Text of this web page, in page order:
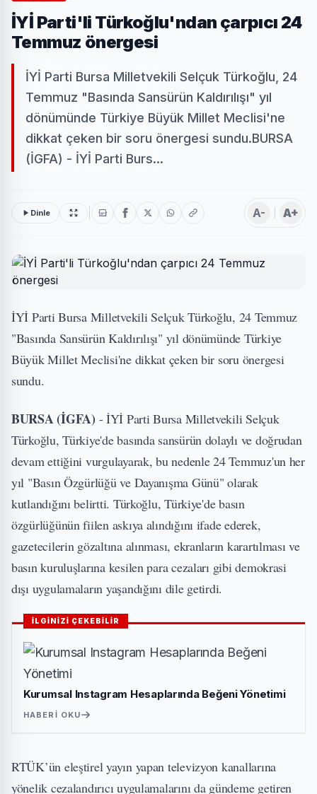
İYİ Parti'li Türkoğlu'ndan çarpıcı 24
Temmuz önergesi
İYİ Parti Bursa Milletvekili Selçuk Türkoğlu, 24
Temmuz "Basında Sansürün Kaldırılışı" yıl
dönümünde Türkiye Büyük Millet Meclisi'ne
dikkat çeken bir soru önergesi sundu.BURSA
(İGFA) - İYİ Parti Burs...
Dinle A- A+
İYİ Parti Bursa Milletvekili Selçuk Türkoğlu, 24 Temmuz
"Basında Sansürün Kaldırılışı" yıl dönümünde Türkiye
Büyük Millet Meclisi'ne dikkat çeken bir soru önergesi
sundu.
BURSA (İGFA) - İYİ Parti Bursa Milletvekili Selçuk
Türkoğlu, Türkiye'de basında sansürün dolaylı ve doğrudan
devam ettiğini vurgulayarak, bu nedenle 24 Temmuz'un her
yıl "Basın Özgürlüğü ve Dayanışma Günü" olarak
kutlandığını belirtti. Türkoğlu, Türkiye'de basın
özgürlüğünün fiilen askıya alındığını ifade ederek,
gazetecilerin gözaltına alınması, ekranların karartılması ve
basın kuruluşlarına kesilen para cezaları gibi demokrasi
dışı uygulamaların yaşandığını dile getirdi.
İLGİNİZİ ÇEKEBİLİR
Kurumsal Instagram Hesaplarında Beğeni Yönetimi
HABERI OKU
RTÜK’ün eleştirel yayın yapan televizyon kanallarına
yönelik cezalandırıcı uygulamalarını da gündeme getiren